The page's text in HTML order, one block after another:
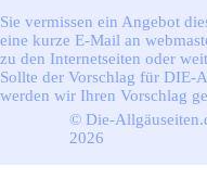
Sie vermissen ein Angebot
eine kurze E-Mail an
zu den Internetseiten oder
Sollte der Vorschlag für DIE-
werden wir Ihren Vorschlag
© Die-
2026